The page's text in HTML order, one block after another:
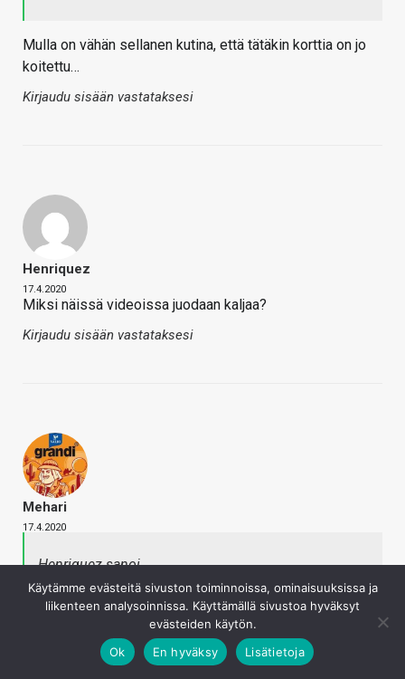
Mulla on vähän sellanen kutina, että tätäkin korttia on jo
koitettu…
Kirjaudu sisään vastataksesi
Henriquez
17.4.2020
Miksi näissä videoissa juodaan kaljaa?
Kirjaudu sisään vastataksesi
Mehari
17.4.2020
Henriquez sanoi
Miksi näissä videoissa juodaan kaljaa?
Napsauta laajentaaksesi…
Mikäs ongelma siinä on? Ei täällä nyt mitkään
Käytämme evästeitä sivuston toiminnoissa, ominaisuuksissa ja
liikenteen analysoinnissa. Käyttämällä sivustoa hyväksyt
evästeiden käytön.
Ok
En hyväksy Lisätietoja